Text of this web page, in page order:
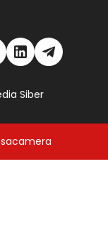
Siber